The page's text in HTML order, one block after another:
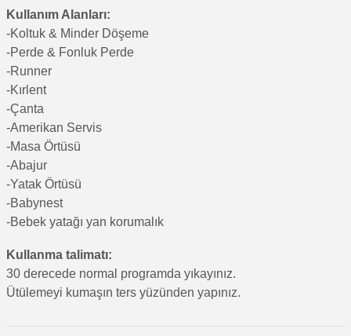
Kullanım Alanları:
-Koltuk & Minder Döşeme
-Perde & Fonluk Perde
-Runner
-Kırlent
-Çanta
-Amerikan Servis
-Masa Örtüsü
-Abajur
-Yatak Örtüsü
-Babynest
-Bebek yatağı yan korumalık
Kullanma talimatı:
30 derecede normal programda yıkayınız.
Ütülemeyi kumaşın ters yüzünden yapınız.